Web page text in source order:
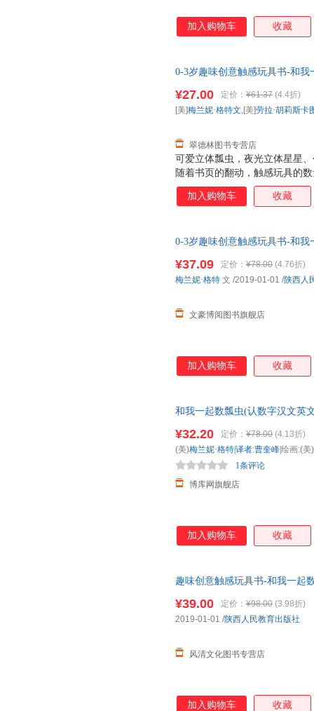
加入购物车 收藏
0-3岁趣味创意触感玩具书-和
杀，欢迎选购！
可爱立体瓢虫，夜光立体星星
随着书页的翻动，触感玩具的
宝观察力。 构思巧妙的故事，
关键词中英双语，促进宝宝早
¥27.00 定价： ¥61.37 (4.4折)
翠德林图书专营店
[美]梅兰妮·格特文,[美]劳拉·胡莉斯卡
加入购物车 收藏
0-3岁趣味创意触感玩具书-和
主入睡！宝宝边摸边思考，颜
¥37.09 定价： ¥78.00 (4.76折)
文豪博阅图书旗舰店
梅兰妮·格特 文 /2019-01-01 /陕西人
加入购物车 收藏
和我一起数瓢虫(认数字汉文英
¥32.20 定价： ¥78.00 (4.13折)
博库网旗舰店
1条评论
(美)梅兰妮·格特|译者:曹奎峰|绘画:(美)
加入购物车 收藏
趣味创意触感玩具书-和我一起
¥39.00 定价： ¥98.00 (3.98折)
风清文化图书专营店
2019-01-01 /陕西人民教育出版社
加入购物车 收藏